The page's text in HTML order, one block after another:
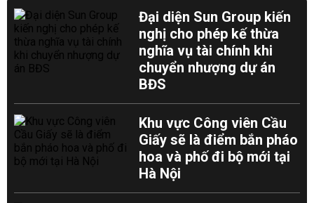
Đại diện Sun Group kiến
nghị cho phép kế thừa
nghĩa vụ tài chính khi
chuyển nhượng dự án
BĐS
Khu vực Công viên Cầu
Giấy sẽ là điểm bắn pháo
hoa và phố đi bộ mới tại
Hà Nội